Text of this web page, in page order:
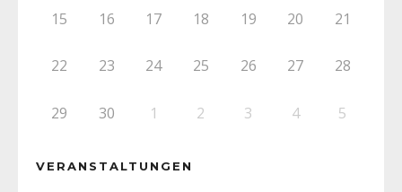
15 16 17 18 19 20 21
22 23 24 25 26 27 28
29 30 1 2 3 4 5
VERANSTALTUNGEN